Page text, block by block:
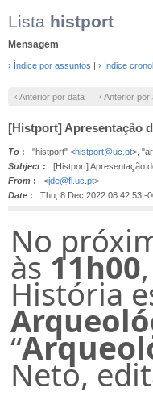
Lista histport
Mensagem
› Índice por assuntos | › Índice
‹ Anterior por data ‹ Anterior
[Histport] Apresentação
To : "histport" <histport@uc.pt>,
Subject : [Histport] Apresentação
From : <jde@fl.uc.pt>
Date : Thu, 8 Dec 2022 08:42:53 -
No
às11h00
História
“
Neto,